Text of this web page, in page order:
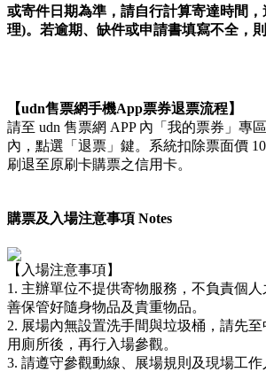
或寄件日期為準，請自行計算寄達時間
理)。若逾期、缺件或申請書填寫不全，則
【udn售票網手機App票券退票流程】
請至 udn 售票網 APP 內「我的票券」專
內，點選「退票」鍵。系統扣除票面價
刷退至原刷卡購票之信用卡。
購票及入場注意事項 Notes
【入場注意事項】
1. 主辦單位不提供寄物服務，不負責個
善保管好隨身物品及貴重物品。
2. 展場內無設置洗手間與垃圾桶，請先
用廁所後，再行入場參觀。
3. 請遵守參觀動線、展場規則及現場工